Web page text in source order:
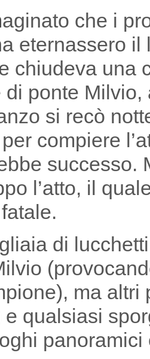
che i
eternassero il
chiudeva una
ponte Milvio,
si recò
compiere
successo.
l’atto, il
di
ma altri
e qualsiasi
panoramici